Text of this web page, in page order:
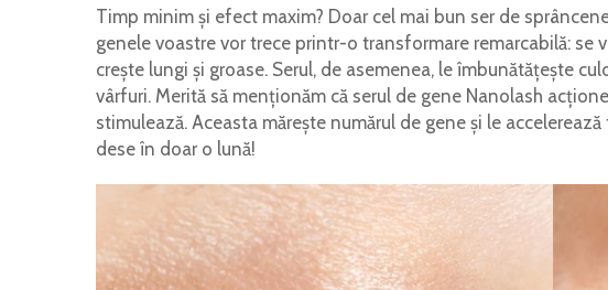
Timp minim și efect maxim? Doar cel mai bun ser de
genele voastre vor trece printr-o transformare remarcabilă: se
crește lungi și groase. Serul, de asemenea, le îmbunătățește
vârfuri. Merită să menționăm că serul de gene Nanolash
stimulează. Aceasta mărește numărul de gene și le
dese în doar o lună!